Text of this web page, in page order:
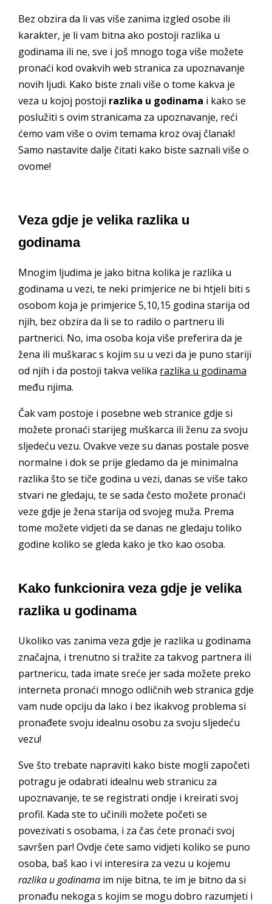
Bez obzira da li vas više zanima izgled osobe ili
karakter, je li vam bitna ako postoji razlika u
godinama ili ne, sve i još mnogo toga više možete
pronaći kod ovakvih web stranica za upoznavanje
novih ljudi. Kako biste znali više o tome kakva je
veza u kojoj postoji razlika u godinama i kako se
poslužiti s ovim stranicama za upoznavanje, reći
ćemo vam više o ovim temama kroz ovaj članak!
Samo nastavite dalje čitati kako biste saznali više o
ovome!
Veza gdje je velika razlika u
godinama
Mnogim ljudima je jako bitna kolika je razlika u
godinama u vezi, te neki primjerice ne bi htjeli biti s
osobom koja je primjerice 5,10,15 godina starija od
njih, bez obzira da li se to radilo o partneru ili
partnerici. No, ima osoba koja više preferira da je
žena ili muškarac s kojim su u vezi da je puno stariji
od njih i da postoji takva velika razlika u godinama
među njima.
Čak vam postoje i posebne web stranice gdje si
možete pronaći starijeg muškarca ili ženu za svoju
sljedeću vezu. Ovakve veze su danas postale posve
normalne i dok se prije gledamo da je minimalna
razlika što se tiče godina u vezi, danas se više tako
stvari ne gledaju, te se sada često možete pronaći
veze gdje je žena starija od svojeg muža. Prema
tome možete vidjeti da se danas ne gledaju toliko
godine koliko se gleda kako je tko kao osoba.
Kako funkcionira veza gdje je velika
razlika u godinama
Ukoliko vas zanima veza gdje je razlika u godinama
značajna, i trenutno si tražite za takvog partnera ili
partnericu, tada imate sreće jer sada možete preko
interneta pronaći mnogo odličnih web stranica gdje
vam nude opciju da lako i bez ikakvog problema si
pronađete svoju idealnu osobu za svoju sljedeću
vezu!
Sve što trebate napraviti kako biste mogli započeti
potragu je odabrati idealnu web stranicu za
upoznavanje, te se registrati ondje i kreirati svoj
profil. Kada ste to učinili možete početi se
povezivati s osobama, i za čas ćete pronaći svoj
savršen par! Ovdje ćete samo vidjeti koliko se puno
osoba, baš kao i vi interesira za vezu u kojemu
razlika u godinama im nije bitna, te im je bitno da si
pronađu nekoga s kojim se mogu dobro razumjeti i